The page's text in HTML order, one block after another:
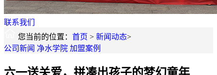
联系我们
您当前的位置： 首页 > 新闻动态>
公司新闻 净水学院 加盟案例
六一送关爱，拼凑出孩子的梦幻童年